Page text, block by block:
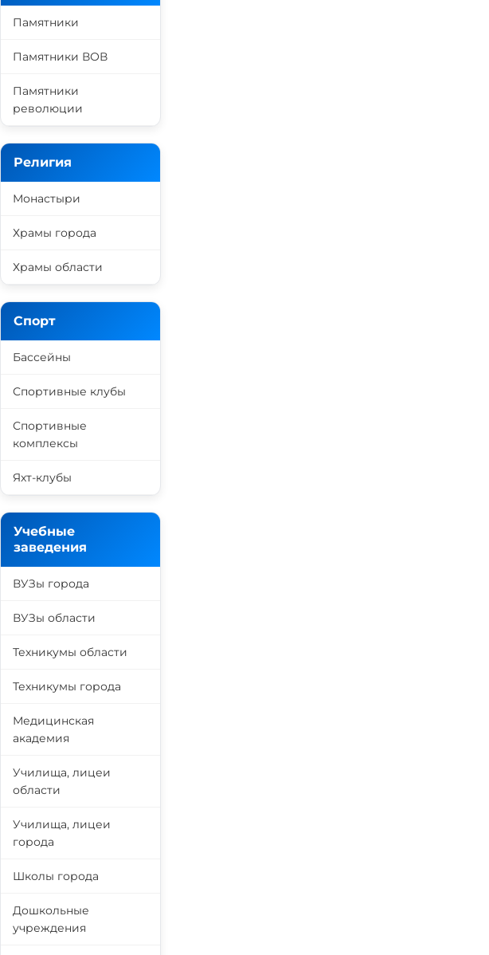
Памятники
Памятники ВОВ
Памятники
революции
Религия
Монастыри
Храмы города
Храмы области
Спорт
Бассейны
Спортивные клубы
Спортивные
комплексы
Яхт-клубы
Учебные
заведения
ВУЗы города
ВУЗы области
Техникумы области
Техникумы города
Медицинская
академия
Училища, лицеи
области
Училища, лицеи
города
Школы города
Дошкольные
учреждения